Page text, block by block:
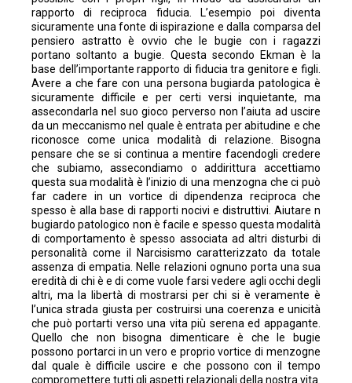
rapporto di reciproca fiducia. L’esempio poi diventa
sicuramente una fonte di ispirazione e dalla comparsa del
pensiero astratto è ovvio che le bugie con i ragazzi
portano soltanto a bugie. Questa secondo Ekman è la
base dell’importante rapporto di fiducia tra genitore e figli.
Avere a che fare con una persona bugiarda patologica è
sicuramente difficile e per certi versi inquietante, ma
assecondarla nel suo gioco perverso non l’aiuta ad uscire
da un meccanismo nel quale è entrata per abitudine e che
riconosce come unica modalità di relazione. Bisogna
pensare che se si continua a mentire facendogli credere
che subiamo, assecondiamo o addirittura accettiamo
questa sua modalità è l’inizio di una menzogna che ci può
far cadere in un vortice di dipendenza reciproca che
spesso è alla base di rapporti nocivi e distruttivi. Aiutare n
bugiardo patologico non è facile e spesso questa modalità
di comportamento è spesso associata ad altri disturbi di
personalità come il Narcisismo caratterizzato da totale
assenza di empatia. Nelle relazioni ognuno porta una sua
eredità di chi è e di come vuole farsi vedere agli occhi degli
altri, ma la libertà di mostrarsi per chi si è veramente è
l’unica strada giusta per costruirsi una coerenza e unicità
che può portarti verso una vita più serena ed appagante.
Quello che non bisogna dimenticare è che le bugie
possono portarci in un vero e proprio vortice di menzogne
dal quale è difficile uscire e che possono con il tempo
compromettere tutti gli aspetti relazionali della nostra vita.